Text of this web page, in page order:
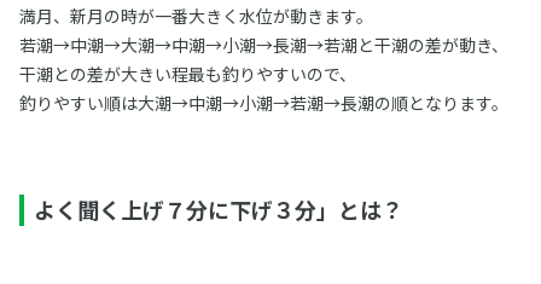
満月、新月の時が一番大きく水位が動きます。
若潮→中潮→大潮→中潮→小潮→長潮→若潮と干潮の差が動き、
干潮との差が大きい程最も釣りやすいので、
釣りやすい順は大潮→中潮→小潮→若潮→長潮の順となります。
よく聞く上げ７分に下げ３分」とは？